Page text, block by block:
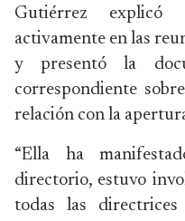
Gutiérrez explicó
activamente en las
y presentó la
correspondiente
relación con la
“Ella ha
directorio, estuvo
todas las